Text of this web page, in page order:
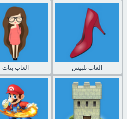
العاب بنات العاب تلبيس